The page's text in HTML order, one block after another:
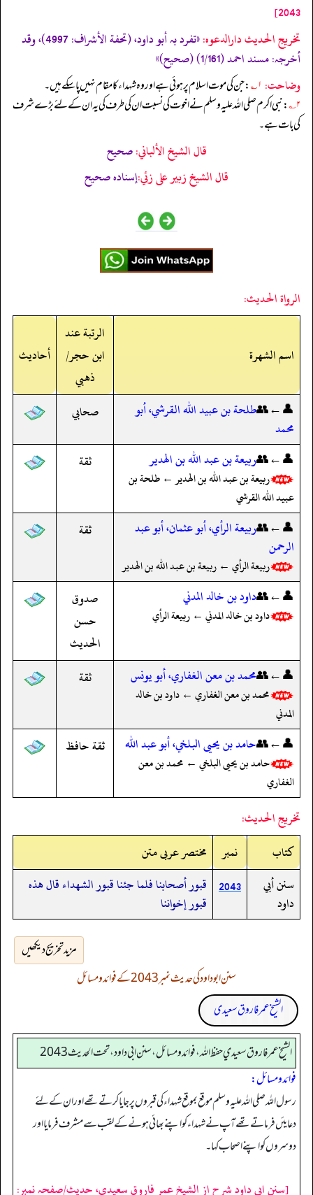
2043]
تخریج الحدیث دارالدعوہ:
«‏‏‏‏تفرد بہ أبو داود، (تحفة الأشراف: 4997)، وقد
أخرجہ: مسند احمد (1/161) (صحیح)»
وضاحت: ۱؎ : جن کی موت اسلام پر ہوئی ہے اور وہ شہداء کا مقام نہیں پا سکے ہیں۔
۲؎ : نبی اکرم صلی اللہ علیہ وسلم نے اخوت کی نسبت ان کی طرف کی یہ ان کے لئے بڑے شرف
کی بات ہے۔
قال الشيخ الألباني:صحيح
قال الشيخ زبير على زئي:إسناده صحيح
الرواة الحديث:
اسم الشهرة
الرتبة عند
ابن حجر/
ذهبي
أحاديث
👤←👥طلحة بن عبيد الله القرشي، أبو
محمد
صحابي
👤←👥ربيعة بن عبد الله بن الهدير
ربيعة بن عبد الله بن الهدير ← طلحة بن
عبيد الله القرشي
ثقة
👤←👥ربيعة الرأي، أبو عثمان، أبو عبد
الرحمن
ربيعة الرأي ← ربيعة بن عبد الله بن الهدير
ثقة
👤←👥داود بن خالد المدني
داود بن خالد المدني ← ربيعة الرأي
صدوق
حسن
الحديث
👤←👥محمد بن معن الغفاري، أبو يونس
محمد بن معن الغفاري ← داود بن خالد
المدني
ثقة
👤←👥حامد بن يحيى البلخي، أبو عبد الله
حامد بن يحيى البلخي ← محمد بن معن
الغفاري
ثقة حافظ
تخريج الحديث:
کتاب
نمبر
مختصر عربی متن
سنن أبي
داود
2043 قبور أصحابنا فلما جئنا قبور الشهداء قال هذه
قبور إخواننا
مزید تخریج دیکھیں
سنن ابوداود کی حدیث نمبر 2043 کے فوائد و مسائل
الشیخ عمر فاروق سعیدی
الشيخ عمر فاروق سعيدي حفظ الله، فوائد و مسائل، سنن ابي داود ، تحت الحديث 2043
فوائد ومسائل:
رسول اللہ صلی اللہ علیہ وسلم موقع بموقع شہداء کی قبروں پر جایا کرتے تھے اور ان کے لئے
دعایئں فرماتے تھے آپ نے شہداء کو اپنے بھائی ہونے کے لقب سے مشرف فرمایا اور
دوسروں کو اپنے اصحاب کہا۔
[سنن ابی داود شرح از الشیخ عمر فاروق سعیدی، حدیث/صفحہ نمبر: